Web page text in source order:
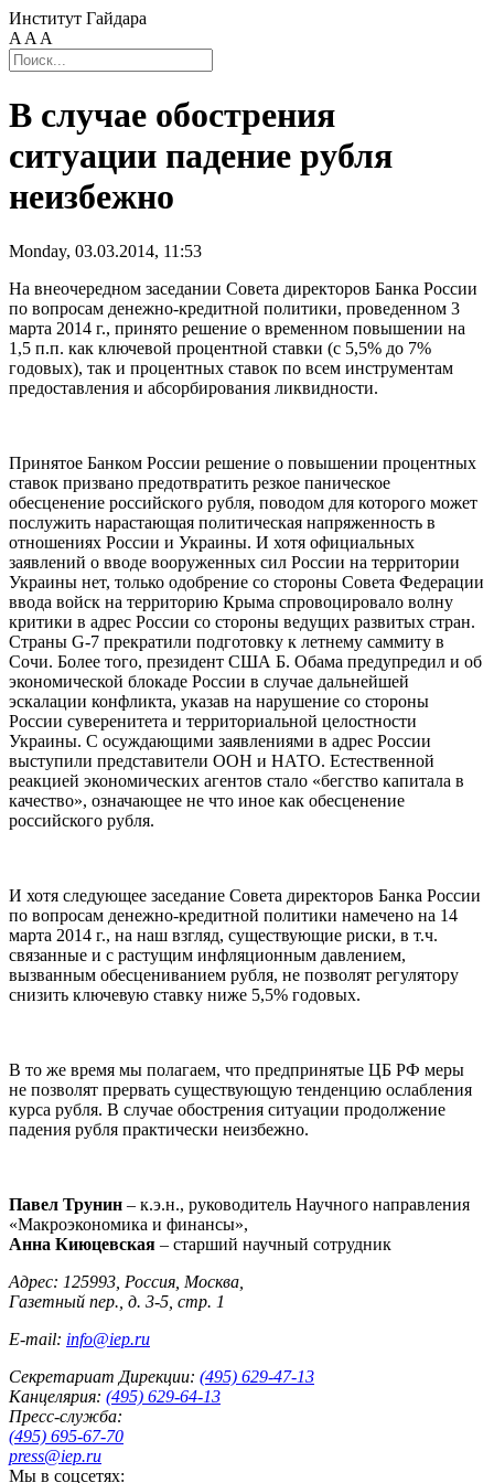
Институт Гайдара
A A A
В случае обострения
ситуации падение рубля
неизбежно
Monday, 03.03.2014, 11:53
На внеочередном заседании Совета директоров Банка России
по вопросам денежно-кредитной политики, проведенном 3
марта 2014 г., принято решение о временном повышении на
1,5 п.п. как ключевой процентной ставки (с 5,5% до 7%
годовых), так и процентных ставок по всем инструментам
предоставления и абсорбирования ликвидности.
Принятое Банком России решение о повышении процентных
ставок призвано предотвратить резкое паническое
обесценение российского рубля, поводом для которого может
послужить нарастающая политическая напряженность в
отношениях России и Украины. И хотя официальных
заявлений о вводе вооруженных сил России на территории
Украины нет, только одобрение со стороны Совета Федерации
ввода войск на территорию Крыма спровоцировало волну
критики в адрес России со стороны ведущих развитых стран.
Страны G-7 прекратили подготовку к летнему саммиту в
Сочи. Более того, президент США Б. Обама предупредил и об
экономической блокаде России в случае дальнейшей
эскалации конфликта, указав на нарушение со стороны
России суверенитета и территориальной целостности
Украины. С осуждающими заявлениями в адрес России
выступили представители ООН и НАТО. Естественной
реакцией экономических агентов стало «бегство капитала в
качество», означающее не что иное как обесценение
российского рубля.
И хотя следующее заседание Совета директоров Банка России
по вопросам денежно-кредитной политики намечено на 14
марта 2014 г., на наш взгляд, существующие риски, в т.ч.
связанные и с растущим инфляционным давлением,
вызванным обесцениванием рубля, не позволят регулятору
снизить ключевую ставку ниже 5,5% годовых.
В то же время мы полагаем, что предпринятые ЦБ РФ меры
не позволят прервать существующую тенденцию ослабления
курса рубля. В случае обострения ситуации продолжение
падения рубля практически неизбежно.
Павел Трунин – к.э.н., руководитель Научного направления
«Макроэкономика и финансы»,
Анна Киюцевская – старший научный сотрудник
Адрес: 125993, Россия, Москва,
Газетный пер., д. 3-5, стр. 1
E-mail: info@iep.ru
Секретариат Дирекции: (495) 629-47-13
Канцелярия: (495) 629-64-13
Пресс-служба:
(495) 695-67-70
press@iep.ru
Мы в соцсетях: